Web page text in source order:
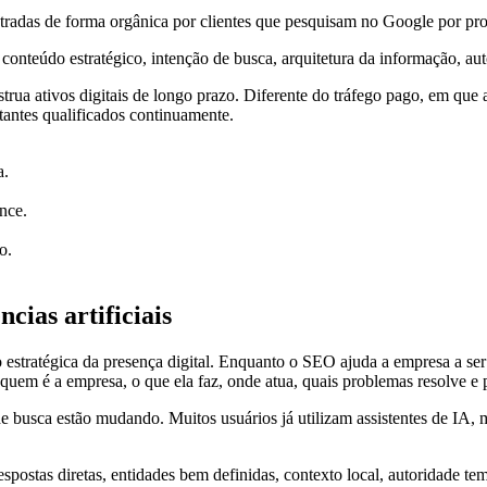
de forma orgânica por clientes que pesquisam no Google por
estratégico, intenção de busca, arquitetura da informação,
ativos digitais de longo prazo. Diferente do tráfego pago, em
qualificados continuamente.
artificiais
da presença digital. Enquanto o SEO ajuda a empresa a
é a empresa, o que ela faz, onde atua, quais problemas resolve
estão mudando. Muitos usuários já utilizam assistentes de IA,
diretas, entidades bem definidas, contexto local, autoridade